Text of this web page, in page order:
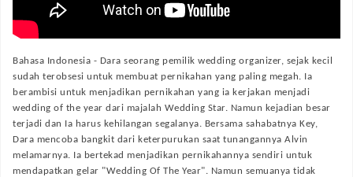
Bahasa Indonesia - Dara seorang pemilik wedding organizer, sejak kecil
sudah terobsesi untuk membuat pernikahan yang paling megah. Ia
berambisi untuk menjadikan pernikahan yang ia kerjakan menjadi
wedding of the year dari majalah Wedding Star. Namun kejadian besar
terjadi dan Ia harus kehilangan segalanya. Bersama sahabatnya Key,
Dara mencoba bangkit dari keterpurukan saat tunangannya Alvin
melamarnya. Ia bertekad menjadikan pernikahannya sendiri untuk
mendapatkan gelar "Wedding Of The Year". Namun semuanya tidak